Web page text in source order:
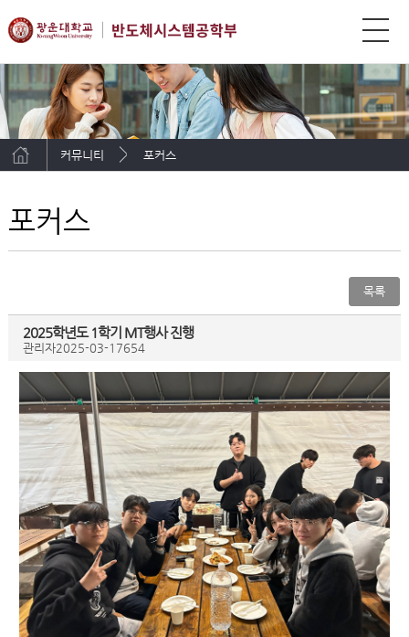
커뮤니티 포커스
포커스
목록
2025학년도 1학기 MT행사 진행
관리자2025-03-17654